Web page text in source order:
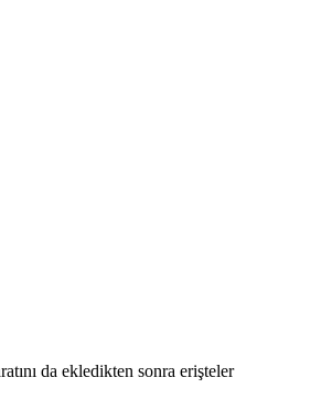
da ekledikten sonra erişteler